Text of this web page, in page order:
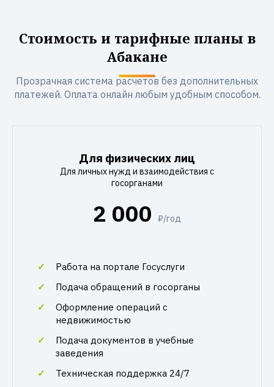
Стоимость и тарифные планы в
Абакане
Прозрачная система расчетов без дополнительных
платежей. Оплата онлайн любым удобным способом.
Для физических лиц
Для личных нужд и взаимодействия с
госорганами
2 000 ₽/год
Работа на портале Госуслуги
Подача обращений в госорганы
Оформление операций с
недвижимостью
Подача документов в учебные
заведения
Техническая поддержка 24/7